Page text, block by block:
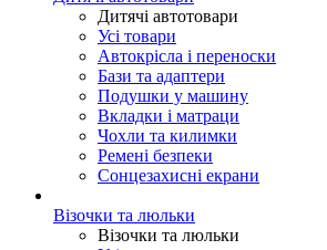
Дитячі автотовари
Усі товари
Автокрісла і переноски
Бази та адаптери
Подушки у машину
Вкладки і матраци
Чохли та килимки
Ремені безпеки
Сонцезахисні екрани
Візочки та люльки
Візочки та люльки